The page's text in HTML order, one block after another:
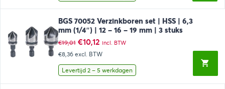
BGS 70052 Verzinkboren set | HSS | 6,3
mm (1/4″) | 12 – 16 – 19 mm | 3 stuks
€19,01 Oorspronkelijke
prijs
was:
€19,01.
€10,12Huidige
prijs
is:
€10,12.
incl. BTW
€8,36 excl. BTW
Levertijd 2 – 5 werkdagen